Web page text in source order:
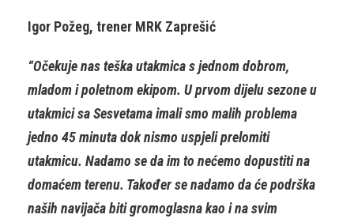
Igor Požeg, trener MRK Zaprešić
“Očekuje nas teška utakmica s jednom dobrom,
mladom i poletnom ekipom. U prvom dijelu sezone u
utakmici sa Sesvetama imali smo malih problema
jedno 45 minuta dok nismo uspjeli prelomiti
utakmicu. Nadamo se da im to nećemo dopustiti na
domaćem terenu. Također se nadamo da će podrška
naših navijača biti gromoglasna kao i na svim